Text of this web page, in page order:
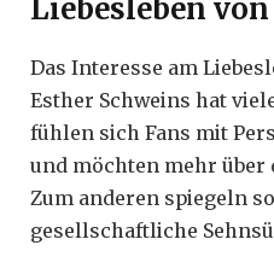
Liebesleben
Das Interesse am
Esther Schweins hat
fühlen sich Fans mit
und möchten mehr über
Zum anderen spiegeln
gesellschaftliche